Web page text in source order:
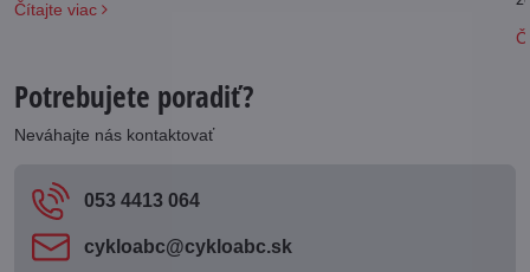
Čítajte viac
Potrebujete poradiť?
Neváhajte nás kontaktovať
053 4413 064
cykloabc​@cykloabc​.sk